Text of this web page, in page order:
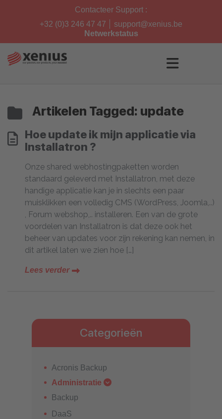
Contacteer Support :
+32 (0)3 246 47 47
support@xenius.be
Netwerkstatus
Artikelen Tagged: update
Hoe update ik mijn applicatie via
Installatron ?
Onze shared webhostingpaketten worden
standaard geleverd met Installatron, met deze
handige applicatie kan je in slechts een paar
muisklikken een volledig CMS (WordPress, Joomla,..)
, Forum webshop,.. installeren. Een van de grote
voordelen van Installatron is dat deze ook het
beheer van updates voor zijn rekening kan nemen, in
dit artikel laten we zien hoe […]
Lees verder
Categorieën
Acronis Backup
Administratie
Backup
DaaS